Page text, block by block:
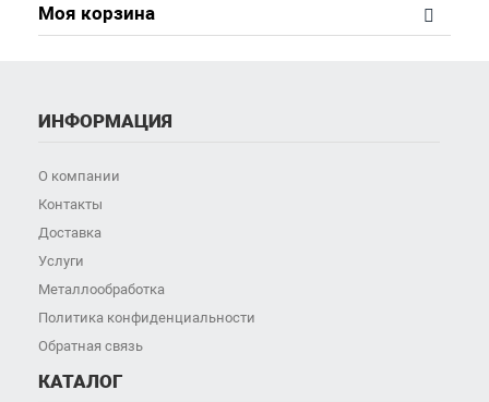
Моя корзина
ИНФОРМАЦИЯ
О компании
Контакты
Доставка
Услуги
Металлообработка
Политика конфиденциальности
Обратная связь
КАТАЛОГ